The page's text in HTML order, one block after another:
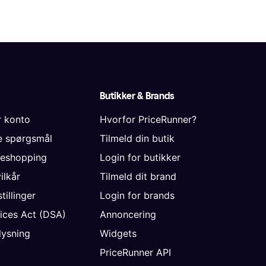
konto
spørgsmål
Act (DSA)
Butikker & Brands
Hvorfor PriceRunner?
Tilmeld din butik
Login for butikker
Tilmeld dit brand
Login for brands
Annoncering
Widgets
PriceRunner API